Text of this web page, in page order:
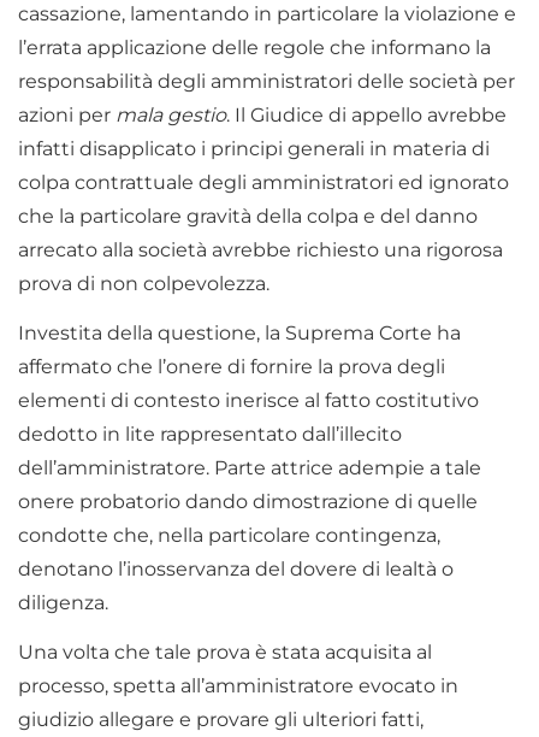
cassazione, lamentando in particolare la violazione e
l’errata applicazione delle regole che informano la
responsabilità degli amministratori delle società per
azioni per mala gestio. Il Giudice di appello avrebbe
infatti disapplicato i principi generali in materia di
colpa contrattuale degli amministratori ed ignorato
che la particolare gravità della colpa e del danno
arrecato alla società avrebbe richiesto una rigorosa
prova di non colpevolezza.
Investita della questione, la Suprema Corte ha
affermato che l’onere di fornire la prova degli
elementi di contesto inerisce al fatto costitutivo
dedotto in lite rappresentato dall’illecito
dell’amministratore. Parte attrice adempie a tale
onere probatorio dando dimostrazione di quelle
condotte che, nella particolare contingenza,
denotano l’inosservanza del dovere di lealtà o
diligenza.
Una volta che tale prova è stata acquisita al
processo, spetta all’amministratore evocato in
giudizio allegare e provare gli ulteriori fatti,